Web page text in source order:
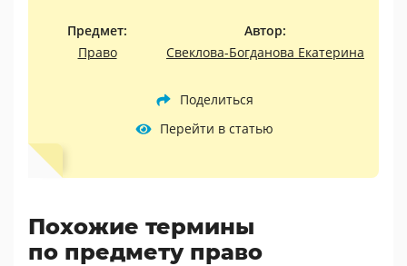
Предмет:
Право
Автор:
Свеклова-Богданова Екатерина
Поделиться
Перейти в статью
Похожие термины
по предмету право